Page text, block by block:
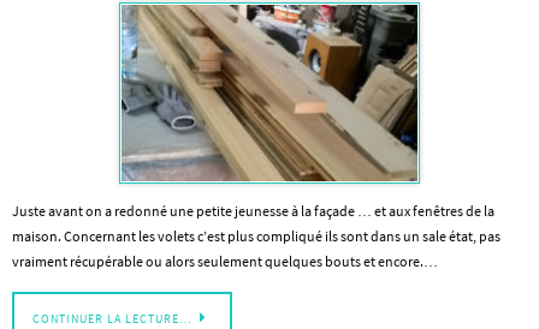
Juste avant on a redonné une petite jeunesse à la façade … et aux fenêtres de la
maison. Concernant les volets c’est plus compliqué ils sont dans un sale état, pas
vraiment récupérable ou alors seulement quelques bouts et encore.…
CONTINUER LA LECTURE…